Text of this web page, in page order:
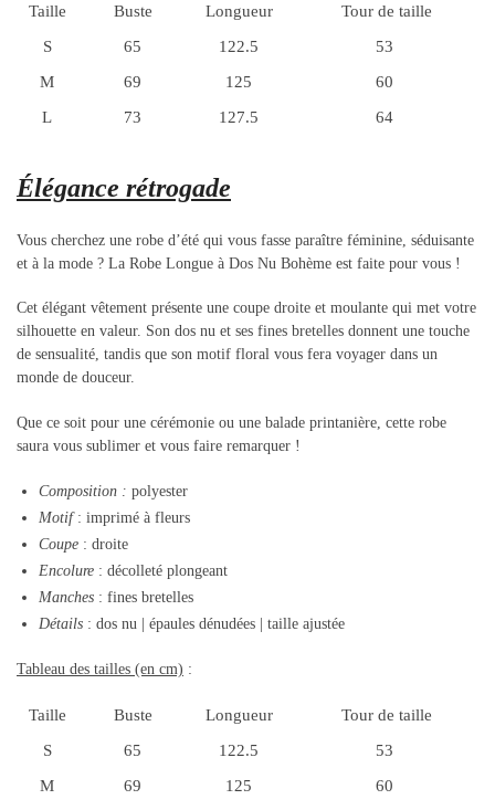
Taille Buste Longueur
Tour de taille
S
65 122.5
53
M
69 125
60
L
73 127.5 64
Élégance rétrogade
Vous cherchez une robe d’été qui vous fasse paraître féminine, séduisante
et à la mode ? La Robe Longue à Dos Nu Bohème est faite pour vous !
Cet élégant vêtement présente une coupe droite et moulante qui met votre
silhouette en valeur. Son dos nu et ses fines bretelles donnent une touche
de sensualité, tandis que son motif floral vous fera voyager dans un
monde de douceur.
Que ce soit pour une cérémonie ou une balade printanière, cette robe
saura vous sublimer et vous faire remarquer !
Composition : polyester
Motif: imprimé à fleurs
Coupe : droite
Encolure : décolleté plongeant
Manches : fines bretelles
Détails : dos nu | épaules dénudées | taille ajustée
Tableau des tailles (en cm) :
Taille Buste Longueur
Tour de taille
S
65 122.5
53
M
69 125
60